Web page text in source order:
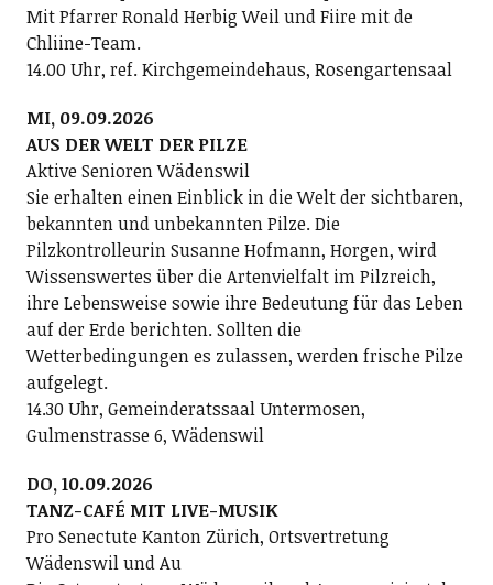
Mit Pfarrer Ronald Herbig Weil und Fiire mit de
Chliine-Team.
14.00 Uhr, ref. Kirchgemeindehaus, Rosengartensaal
MI, 09.09.2026
AUS DER WELT DER PILZE
Aktive Senioren Wädenswil
Sie erhalten einen Einblick in die Welt der sichtbaren,
bekannten und unbekannten Pilze. Die
Pilzkontrolleurin Susanne Hofmann, Horgen, wird
Wissenswertes über die Artenvielfalt im Pilzreich,
ihre Lebensweise sowie ihre Bedeutung für das Leben
auf der Erde berichten. Sollten die
Wetterbedingungen es zulassen, werden frische Pilze
aufgelegt.
14.30 Uhr, Gemeinderatssaal Untermosen,
Gulmenstrasse 6, Wädenswil
DO, 10.09.2026
TANZ-CAFÉ MIT LIVE-MUSIK
Pro Senectute Kanton Zürich, Ortsvertretung
Wädenswil und Au